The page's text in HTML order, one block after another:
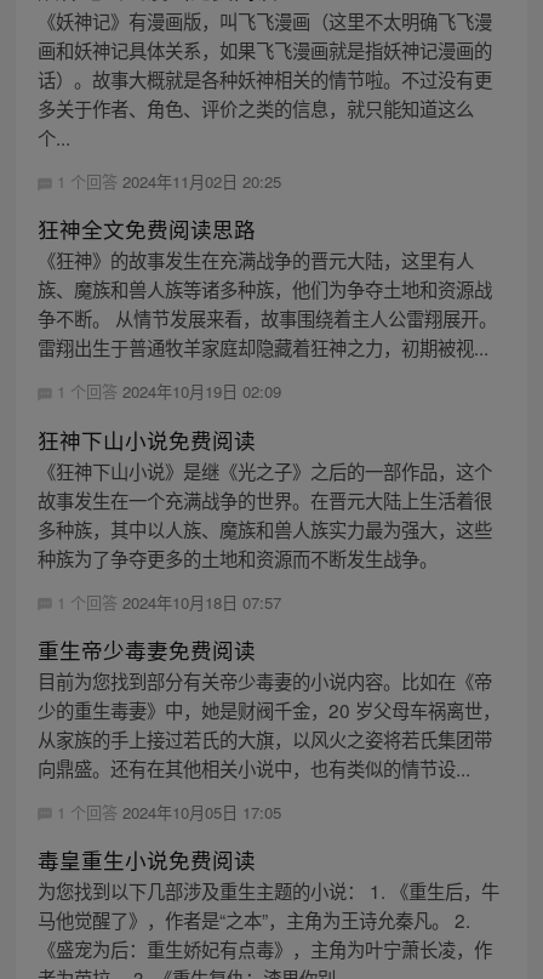
《妖神记》有漫画版，叫飞飞漫画（这里不太明确飞飞漫
画和妖神记具体关系，如果飞飞漫画就是指妖神记漫画的
话）。故事大概就是各种妖神相关的情节啦。不过没有更
多关于作者、角色、评价之类的信息，就只能知道这么
个...
1 个回答 2024年11月02日 20:25
狂神全文免费阅读思路
《狂神》的故事发生在充满战争的晋元大陆，这里有人
族、魔族和兽人族等诸多种族，他们为争夺土地和资源战
争不断。 从情节发展来看，故事围绕着主人公雷翔展开。
雷翔出生于普通牧羊家庭却隐藏着狂神之力，初期被视...
1 个回答 2024年10月19日 02:09
狂神下山小说免费阅读
《狂神下山小说》是继《光之子》之后的一部作品，这个
故事发生在一个充满战争的世界。在晋元大陆上生活着很
多种族，其中以人族、魔族和兽人族实力最为强大，这些
种族为了争夺更多的土地和资源而不断发生战争。
1 个回答 2024年10月18日 07:57
重生帝少毒妻免费阅读
目前为您找到部分有关帝少毒妻的小说内容。比如在《帝
少的重生毒妻》中，她是财阀千金，20 岁父母车祸离世，
从家族的手上接过若氏的大旗，以风火之姿将若氏集团带
向鼎盛。还有在其他相关小说中，也有类似的情节设...
1 个回答 2024年10月05日 17:05
毒皇重生小说免费阅读
为您找到以下几部涉及重生主题的小说： 1. 《重生后，牛
马他觉醒了》，作者是“之本”，主角为王诗允秦凡。 2.
《盛宠为后：重生娇妃有点毒》，主角为叶宁萧长凌，作